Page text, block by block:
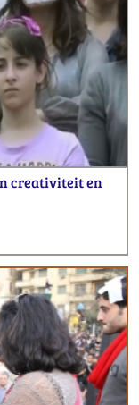
creativiteit en